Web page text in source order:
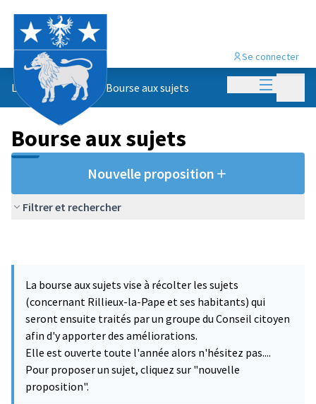
Menu
Se connecter
Le conseil citoyen Bourse aux sujets
Bourse aux sujets
Nouvelle proposition
Filtrer et rechercher
La bourse aux sujets vise à récolter les sujets
(concernant Rillieux-la-Pape et ses habitants) qui
seront ensuite traités par un groupe du Conseil citoyen
afin d'y apporter des améliorations.
Elle est ouverte toute l'année alors n'hésitez pas....
Pour proposer un sujet, cliquez sur "nouvelle
proposition".